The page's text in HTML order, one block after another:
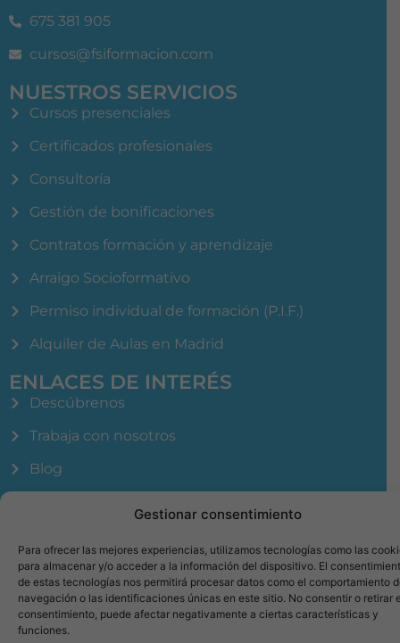
Gestionar consentimiento
Para ofrecer las mejores experiencias, utilizamos tecnologías como las
para almacenar y/o acceder a la información del dispositivo. El
de estas tecnologías nos permitirá procesar datos como el comportamiento
navegación o las identificaciones únicas en este sitio. No consentir o retirar
consentimiento, puede afectar negativamente a ciertas características y
funciones.
675 381 905
cursos@fsiformacion.com
NUESTROS SERVICIOS
Cursos presenciales
Certificados profesionales
Consultoría
Gestión de bonificaciones
Contratos formación y aprendizaje
Arraigo Socioformativo
Permiso individual de formación (P.I.F.)
Alquiler de Aulas en Madrid
ENLACES DE INTERÉS
Descúbrenos
Trabaja con nosotros
Blog
Aviso LegalPolítica de Privacidad Política de Cookies
Política de Calidad
Política de Seguridad de la información